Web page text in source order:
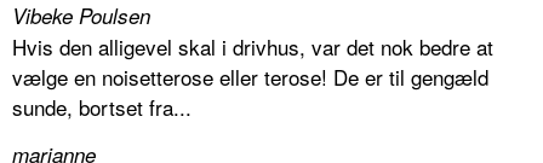
Vibeke Poulsen
Hvis den alligevel skal i drivhus, var det nok bedre at
vælge en noisetterose eller terose! De er til gengæld
sunde, bortset fra...
marianne